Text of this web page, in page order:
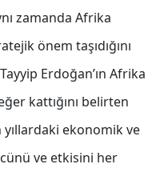
zamanda Afrika
önem taşıdığını
Erdoğan’ın Afrika
kattığını belirten
ekonomik ve
ve etkisini her